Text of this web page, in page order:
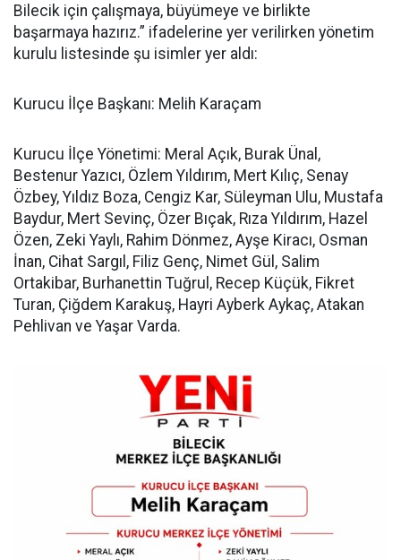
Bilecik için çalışmaya, büyümeye ve birlikte
başarmaya hazırız.” ifadelerine yer verilirken yönetim
kurulu listesinde şu isimler yer aldı:
Kurucu İlçe Başkanı: Melih Karaçam
Kurucu İlçe Yönetimi: Meral Açık, Burak Ünal,
Bestenur Yazıcı, Özlem Yıldırım, Mert Kılıç, Senay
Özbey, Yıldız Boza, Cengiz Kar, Süleyman Ulu, Mustafa
Baydur, Mert Sevinç, Özer Bıçak, Rıza Yıldırım, Hazel
Özen, Zeki Yaylı, Rahim Dönmez, Ayşe Kiracı, Osman
İnan, Cihat Sargıl, Filiz Genç, Nimet Gül, Salim
Ortakibar, Burhanettin Tuğrul, Recep Küçük, Fikret
Turan, Çiğdem Karakuş, Hayri Ayberk Aykaç, Atakan
Pehlivan ve Yaşar Varda.